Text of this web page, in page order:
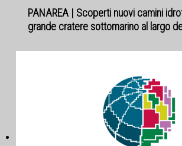
PANAREA | Scoperti nuovi camini
grande cratere sottomarino al largo